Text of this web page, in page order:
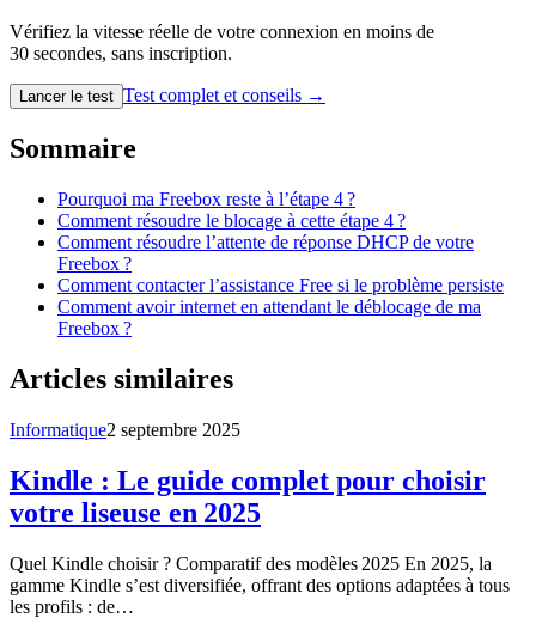
Vérifiez la vitesse réelle de votre connexion en moins de
30 secondes, sans inscription.
Lancer le test Test complet et conseils →
Sommaire
Pourquoi ma Freebox reste à l’étape 4 ?
Comment résoudre le blocage à cette étape 4 ?
Comment résoudre l’attente de réponse DHCP de votre
Freebox ?
Comment contacter l’assistance Free si le problème persiste
Comment avoir internet en attendant le déblocage de ma
Freebox ?
Articles similaires
Informatique2 septembre 2025
Kindle : Le guide complet pour choisir
votre liseuse en 2025
Quel Kindle choisir ? Comparatif des modèles 2025 En 2025, la
gamme Kindle s’est diversifiée, offrant des options adaptées à tous
les profils : de…